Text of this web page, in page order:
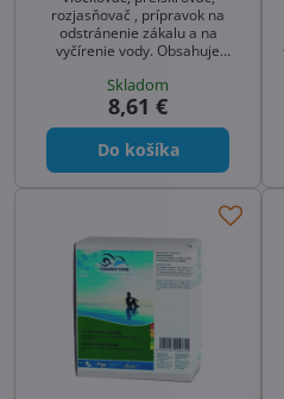
rozjasňovač , prípravok na
odstránenie zákalu a na
vyčírenie vody. Obsahuje
Tekutý prípravok prejasňovač,
preiskrovač , vločkovač na
vyčistenie vody od
mechanických a kovových
nečistôt.
Skladom
8,61 €
Do košíka